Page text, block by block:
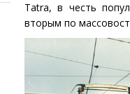
Tatra, в честь
вторым по